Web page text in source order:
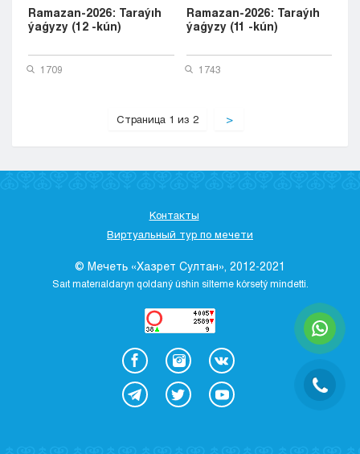
Ramazan-2026: Taraýıh
ýaǵyzy (12 -kún)
1709
Ramazan-2026: Taraýıh
ýaǵyzy (11 -kún)
1743
Страница 1 из 2 >
Контакты
Виртуальный тур по мечети
© Мечеть «Хазрет Султан», 2012-2021
Saıt materıaldaryn qoldaný úshіn sіlteme kórsetý mіndettі.